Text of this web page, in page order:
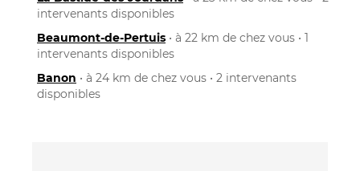
intervenants disponibles
Beaumont-de-Pertuis • à 22 km de chez vous • 1
intervenants disponibles
Banon • à 24 km de chez vous • 2 intervenants
disponibles